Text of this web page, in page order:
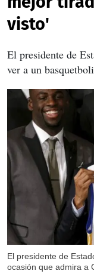
visto'
El presidente de
ver a un
El presidente de
ocasión que admira a